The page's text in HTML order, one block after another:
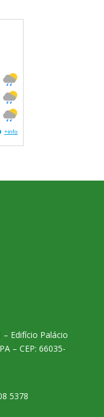
– Edifício Palácio
– CEP: 66035-
5378